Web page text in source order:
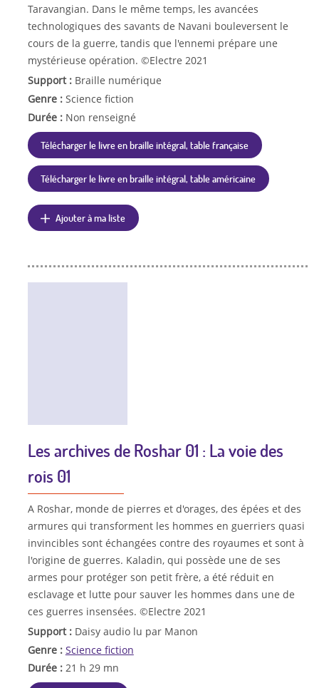
Taravangian. Dans le même temps, les avancées
technologiques des savants de Navani bouleversent le
cours de la guerre, tandis que l'ennemi prépare une
mystérieuse opération. ©Electre 2021
Support : Braille numérique
Genre : Science fiction
Durée : Non renseigné
Télécharger le livre en braille intégral, table française
Télécharger le livre en braille intégral, table américaine
Ajouter à ma liste
Les archives de Roshar 01 : La voie des
rois 01
A Roshar, monde de pierres et d'orages, des épées et des
armures qui transforment les hommes en guerriers quasi
invincibles sont échangées contre des royaumes et sont à
l'origine de guerres. Kaladin, qui possède une de ses
armes pour protéger son petit frère, a été réduit en
esclavage et lutte pour sauver les hommes dans une de
ces guerres insensées. ©Electre 2021
Support : Daisy audio lu par Manon
Genre : Science fiction
Durée : 21 h 29 mn